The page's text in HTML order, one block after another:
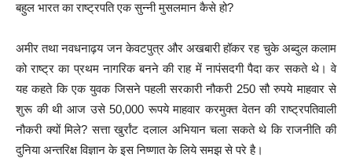
बहुल भारत का राष्ट्रपति एक सुन्नी मुसलमान कैसे हो?
अमीर तथा नवधनाढ़य जन केवटपुत्र और अखबारी हॉकर रह चुके अब्दुल कलाम
को राष्ट्र का प्रथम नागरिक बनने की राह में नापंसदगी पैदा कर सकते थे। वे
यह कहते कि एक युवक जिसने पहली सरकारी नौकरी 250 सौ रुपये माहवार से
शुरू की थी आज उसे 50,000 रूपये माहवार करमुक्त वेतन की राष्ट्रपतिवाली
नौकरी क्यों मिले? सत्ता खुर्रांट दलाल अभियान चला सकते थे कि राजनीति की
दुनिया अन्तरिक्ष विज्ञान के इस निष्णात के लिये समझ से परे है।